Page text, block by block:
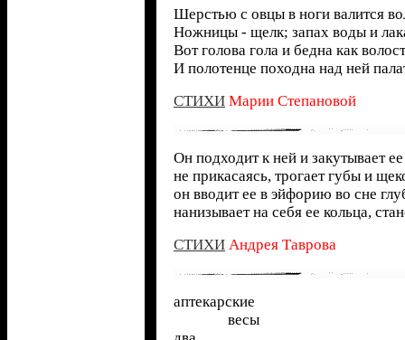
Шерстью с овцы в ноги валится
Ножницы - щелк; запах воды и
Вот голова гола и бедна как
И полотенце походна над ней
СТИХИ Марии Степановой
Он подходит к ней и закутывает
не прикасаясь, трогает губы и
он вводит ее в эйфорию во сне
нанизывает на себя ее кольца,
СТИХИ Андрея Таврова
аптекарские
весы